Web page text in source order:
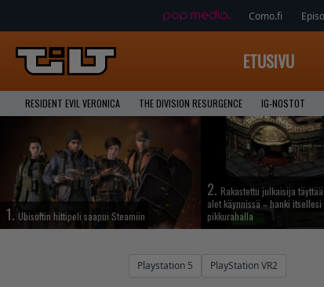
Como.fi
ETUSIVU
RESIDENT EVIL VERONICA THE DIVISION RESURGENCE IG-NOSTOT
1. Ubisoftin hittipeli saapui Steamiin
2. Rakastettu julkaisija
alet käynnissä – hanki
pikkurahalla
Playstation 5 PlayStation VR2